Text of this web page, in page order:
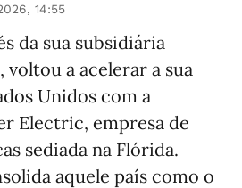
14:55
da sua subsidiária
voltou a acelerar a sua
Unidos com a
Electric, empresa de
sediada na Flórida.
aquele país como o